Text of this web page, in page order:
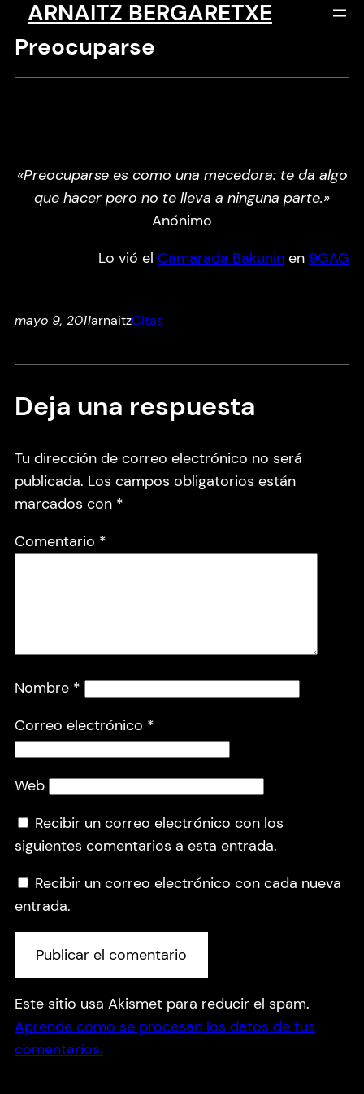
Saltar
contenido
ARNAITZ BERGARETXE
Preocuparse
«Preocuparse es como una mecedora: te da algo
que hacer pero no te lleva a ninguna parte.»
Anónimo
Lo vió elCamarada Bakunin en 9GAG
mayo 9, 2011arnaitzCitas
Deja una respuesta
Tu dirección de correo electrónico no será
publicada. Los campos obligatorios están
marcados con *
Comentario *
Nombre *
Correo electrónico *
Web
Recibir un correo electrónico con los
siguientes comentarios a esta entrada.
Recibir un correo electrónico con cada nueva
entrada.
Este sitio usa Akismet para reducir el spam.
Aprende cómo se procesan los datos de tus
comentarios.